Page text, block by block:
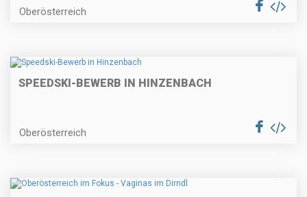
Oberösterreich
SPEEDSKI-BEWERB IN HINZENBACH
Oberösterreich